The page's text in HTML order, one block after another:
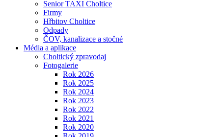
Senior TAXI Choltice
Firmy
Hřbitov Choltice
Odpady
ČOV, kanalizace a stočné
Média a aplikace
Choltický zpravodaj
Fotogalerie
Rok 2026
Rok 2025
Rok 2024
Rok 2023
Rok 2022
Rok 2021
Rok 2020